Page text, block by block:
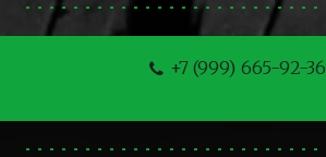
+7 (999) 665-92-36